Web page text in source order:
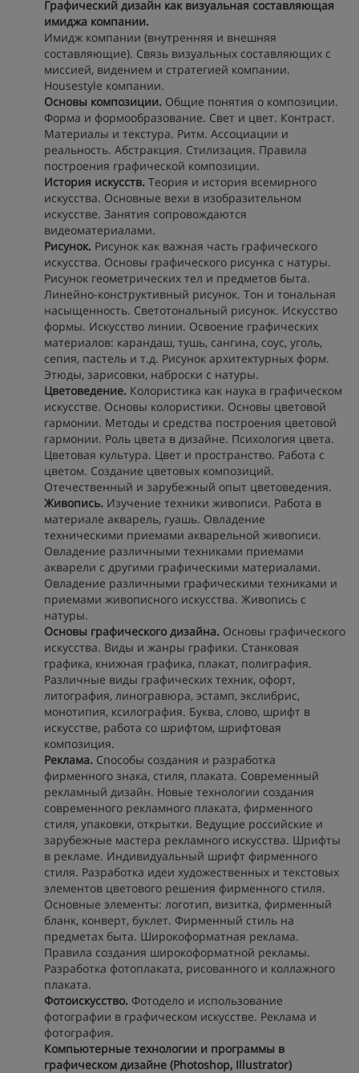
Графический дизайн как визуальная составляющая
имиджа компании.
Имидж компании (внутренняя и внешняя
составляющие). Связь визуальных составляющих с
миссией, видением и стратегией компании.
Housestyle компании.
Основы композиции. Общие понятия о композиции.
Форма и формообразование. Свет и цвет. Контраст.
Материалы и текстура. Ритм. Ассоциации и
реальность. Абстракция. Стилизация. Правила
построения графической композиции.
История искусств. Теория и история всемирного
искусства. Основные вехи в изобразительном
искусстве. Занятия сопровождаются
видеоматериалами.
Рисунок. Рисунок как важная часть графического
искусства. Основы графического рисунка с натуры.
Рисунок геометрических тел и предметов быта.
Линейно-конструктивный рисунок. Тон и тональная
насыщенность. Светотональный рисунок. Искусство
формы. Искусство линии. Освоение графических
материалов: карандаш, тушь, сангина, соус, уголь,
сепия, пастель и т.д. Рисунок архитектурных форм.
Этюды, зарисовки, наброски с натуры.
Цветоведение. Колористика как наука в графическом
искусстве. Основы колористики. Основы цветовой
гармонии. Методы и средства построения цветовой
гармонии. Роль цвета в дизайне. Психология цвета.
Цветовая культура. Цвет и пространство. Работа с
цветом. Создание цветовых композиций.
Отечественный и зарубежный опыт цветоведения.
Живопись. Изучение техники живописи. Работа в
материале акварель, гуашь. Овладение
техническими приемами акварельной живописи.
Овладение различными техниками приемами
акварели с другими графическими материалами.
Овладение различными графическими техниками и
приемами живописного искусства. Живопись с
натуры.
Основы графического дизайна. Основы графического
искусства. Виды и жанры графики. Станковая
графика, книжная графика, плакат, полиграфия.
Различные виды графических техник, офорт,
литография, линогравюра, эстамп, экслибрис,
монотипия, ксилография. Буква, слово, шрифт в
искусстве, работа со шрифтом, шрифтовая
композиция.
Реклама. Способы создания и разработка
фирменного знака, стиля, плаката. Современный
рекламный дизайн. Новые технологии создания
современного рекламного плаката, фирменного
стиля, упаковки, открытки. Ведущие российские и
зарубежные мастера рекламного искусства. Шрифты
в рекламе. Индивидуальный шрифт фирменного
стиля. Разработка идеи художественных и текстовых
элементов цветового решения фирменного стиля.
Основные элементы: логотип, визитка, фирменный
бланк, конверт, буклет. Фирменный стиль на
предметах быта. Широкоформатная реклама.
Правила создания широкоформатной рекламы.
Разработка фотоплаката, рисованного и коллажного
плаката.
Фотоискусство. Фотодело и использование
фотографии в графическом искусстве. Реклама и
фотография.
Компьютерные технологии и программы в
графическом дизайне (Photoshop, Illustrator)